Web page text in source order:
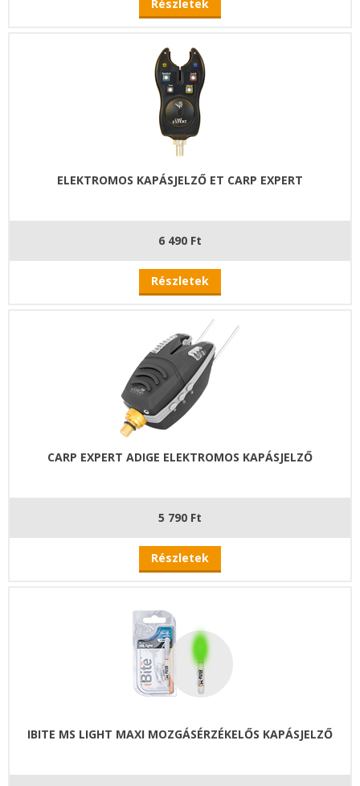
Részletek
ELEKTROMOS KAPÁSJELZŐ ET CARP EXPERT
6 490 Ft
Részletek
CARP EXPERT ADIGE ELEKTROMOS KAPÁSJELZŐ
5 790 Ft
Részletek
IBITE MS LIGHT MAXI MOZGÁSÉRZÉKELŐS KAPÁSJELZŐ